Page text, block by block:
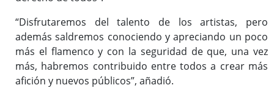
“Disfrutaremos del talento de los artistas, pero
además saldremos conociendo y apreciando un poco
más el flamenco y con la seguridad de que, una vez
más, habremos contribuido entre todos a crear más
afición y nuevos públicos”, añadió.